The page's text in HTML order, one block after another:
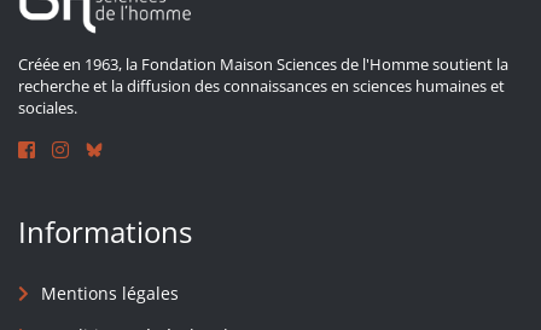
Créée en 1963, la Fondation Maison Sciences de l'Homme soutient la
recherche et la diffusion des connaissances en sciences humaines et
sociales.
Informations
Mentions légales